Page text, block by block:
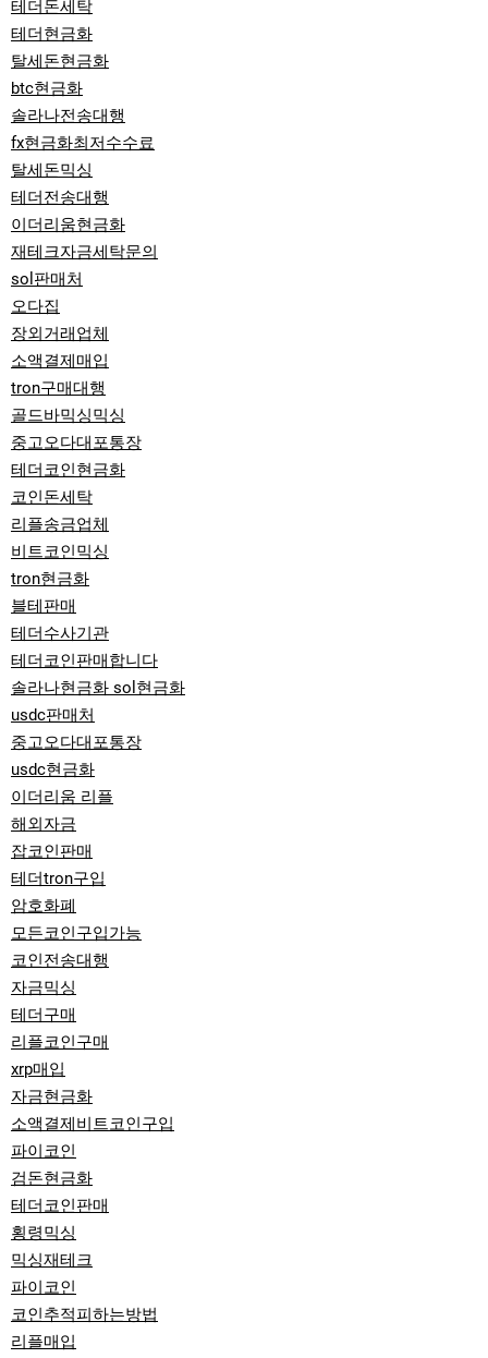
테더돈세탁
테더현금화
탈세돈현금화
btc현금화
솔라나전송대행
fx현금화최저수수료
탈세돈믹싱
테더전송대행
이더리움현금화
재테크자금세탁문의
sol판매처
오다집
장외거래업체
소액결제매입
tron구매대행
골드바믹싱믹싱
중고오다대포통장
테더코인현금화
코인돈세탁
리플송금업체
비트코인믹싱
tron현금화
블테판매
테더수사기관
테더코인판매합니다
솔라나현금화 sol현금화
usdc판매처
중고오다대포통장
usdc현금화
이더리움 리플
해외자금
잡코인판매
테더tron구입
암호화폐
모든코인구입가능
코인전송대행
자금믹싱
테더구매
리플코인구매
xrp매입
자금현금화
소액결제비트코인구입
파이코인
검돈현금화
테더코인판매
횡령믹싱
믹싱재테크
파이코인
코인추적피하는방법
리플매입